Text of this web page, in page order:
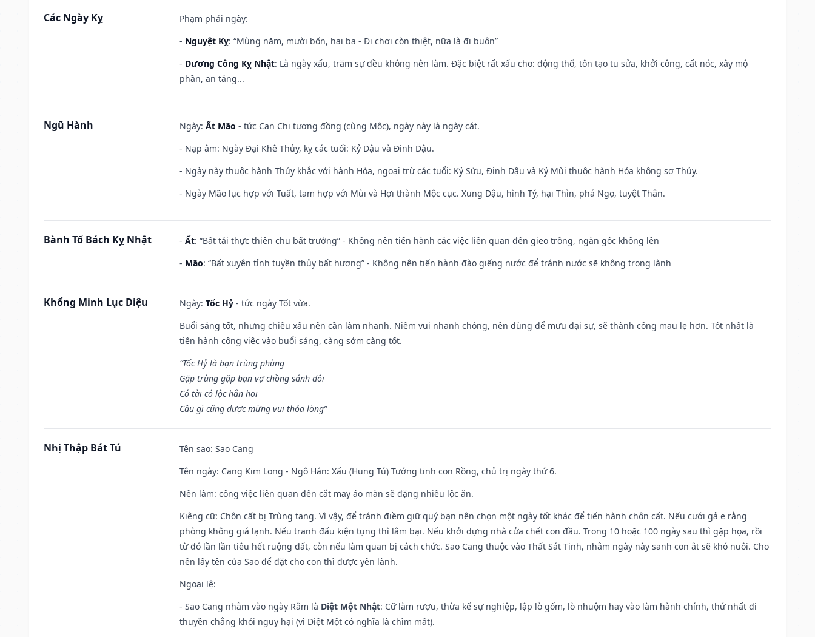
Các Ngày Kỵ
Phạm phải ngày:
- Nguyệt Kỵ: “Mùng năm, mười bốn, hai ba - Đi chơi còn thiệt, nữa là đi buôn”
- Dương Công Kỵ Nhật: Là ngày xấu, trăm sự đều không nên làm. Đặc biệt rất xấu cho: động thổ, tôn tạo tu sửa, khởi công, cất nóc, xây mộ
phần, an táng...
Ngũ Hành Ngày: Ất Mão - tức Can Chi tương đồng (cùng Mộc), ngày này là ngày cát.
- Nạp âm: Ngày Đại Khê Thủy, kỵ các tuổi: Kỷ Dậu và Đinh Dậu.
- Ngày này thuộc hành Thủy khắc với hành Hỏa, ngoại trừ các tuổi: Kỷ Sửu, Đinh Dậu và Kỷ Mùi thuộc hành Hỏa không sợ Thủy.
- Ngày Mão lục hợp với Tuất, tam hợp với Mùi và Hợi thành Mộc cục. Xung Dậu, hình Tý, hại Thìn, phá Ngọ, tuyệt Thân.
Bành Tổ Bách Kỵ Nhật - Ất: “Bất tải thực thiên chu bất trưởng” - Không nên tiến hành các việc liên quan đến gieo trồng, ngàn gốc không lên
- Mão: “Bất xuyên tỉnh tuyền thủy bất hương” - Không nên tiến hành đào giếng nước để tránh nước sẽ không trong lành
Khổng Minh Lục Diệu Ngày: Tốc Hỷ - tức ngày Tốt vừa.
Buổi sáng tốt, nhưng chiều xấu nên cần làm nhanh. Niềm vui nhanh chóng, nên dùng để mưu đại sự, sẽ thành công mau lẹ hơn. Tốt nhất là
tiến hành công việc vào buổi sáng, càng sớm càng tốt.
“Tốc Hỷ là bạn trùng phùng
Gặp trùng gặp bạn vợ chồng sánh đôi
Có tài có lộc hẳn hoi
Cầu gì cũng được mừng vui thỏa lòng”
Nhị Thập Bát Tú Tên sao: Sao Cang
Tên ngày: Cang Kim Long - Ngô Hán: Xấu (Hung Tú) Tướng tinh con Rồng, chủ trị ngày thứ 6.
Nên làm: công việc liên quan đến cắt may áo màn sẽ đặng nhiều lộc ăn.
Kiêng cữ: Chôn cất bị Trùng tang. Vì vậy, để tránh điềm giữ quý bạn nên chọn một ngày tốt khác để tiến hành chôn cất. Nếu cưới gả e rằng
phòng không giá lạnh. Nếu tranh đấu kiện tụng thì lâm bại. Nếu khởi dựng nhà cửa chết con đầu. Trong 10 hoặc 100 ngày sau thì gặp họa, rồi
từ đó lần lần tiêu hết ruộng đất, còn nếu làm quan bị cách chức. Sao Cang thuộc vào Thất Sát Tinh, nhằm ngày này sanh con ắt sẽ khó nuôi. Cho
nên lấy tên của Sao để đặt cho con thì được yên lành.
Ngoại lệ:
- Sao Cang nhằm vào ngày Rằm là Diệt Một Nhật: Cữ làm rượu, thừa kế sự nghiệp, lập lò gốm, lò nhuộm hay vào làm hành chính, thứ nhất đi
thuyền chẳng khỏi nguy hại (vì Diệt Một có nghĩa là chìm mất).